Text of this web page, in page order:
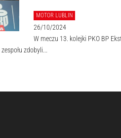
MOTOR LUBLIN
26/10/2024
W meczu 13. kolejki PKO BP
zdobyli...